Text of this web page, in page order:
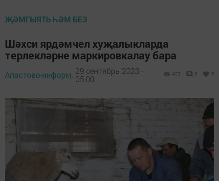
ҖӘМГЫЯТЬ ҺӘМ БЕЗ
Шәхси ярдәмчел хуҗалыкларда
терлекләрне маркировкалау бара
Апастово-информ, 29 сентябрь 2023 -
05:00
423 0 0